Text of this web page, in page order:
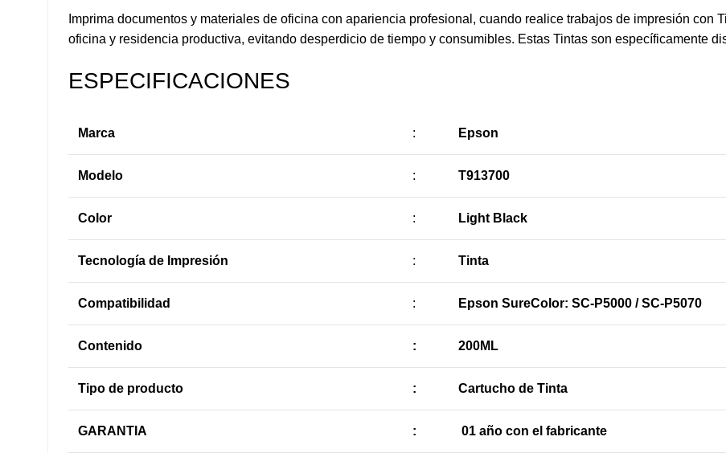
Imprima documentos y materiales de oficina con apariencia profesional, cuando realice trabajos de impresión con
oficina y residencia productiva, evitando desperdicio de tiempo y consumibles. Estas Tintas son específicamente
ESPECIFICACIONES
Marca : Epson
Modelo : T913700
Color : Light Black
Tecnología de Impresión : Tinta
Compatibilidad : Epson SureColor: SC-P5000 / SC-P5070
Contenido : 200ML
Tipo de producto : Cartucho de Tinta
GARANTIA : 01 año con el fabricante